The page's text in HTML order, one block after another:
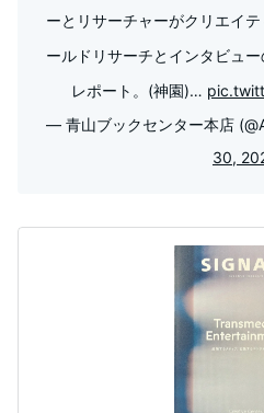
ーとリサーチャーがクリエイ
ールドリサーチとインタビュ
レポート。(神園)…
— 青山ブックセンター本店
30,